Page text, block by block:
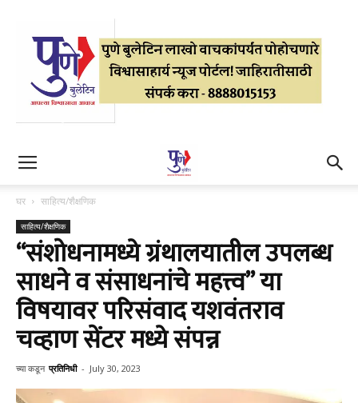
घर साहित्य/शैक्षणिक
साहित्य/शैक्षणिक
“संशोधनामध्ये ग्रंथालयातील उपलब्ध
साधने व संसाधनांचे महत्त्व” या
विषयावर परिसंवाद यशवंतराव
चव्हाण सेंटर मध्ये संपन्न
च्या कडून प्रतिनिधी - July 30, 2023